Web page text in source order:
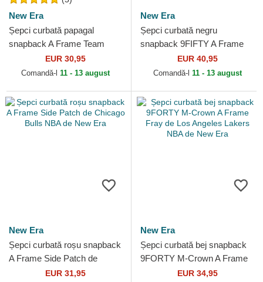
New Era
Șepci curbată papagal
snapback A Frame Team
Colour de Chicago Bulls NBA
de New Era
EUR 30,95
Comandă-l 11 - 13 august
New Era
Șepci curbată negru
snapback 9FIFTY A Frame
Precurved Hardwood
Classics de Chicago Bulls
EUR 40,95
Comandă-l 11 - 13 august
New Era
Șepci curbată roșu snapback
A Frame Side Patch de
Chicago Bulls NBA de New
EUR 31,95
New Era
Șepci curbată bej snapback
9FORTY M-Crown A Frame
Fray de Los Angeles Lakers
EUR 34,95